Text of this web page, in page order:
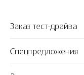
Заказ тест-драйва
Спецпредложения